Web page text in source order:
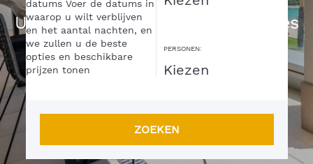
Uw vakantieverblijf met garanties
datums Voer de datums in
waarop u wilt verblijven
en het aantal nachten, en
we zullen u de beste
opties en beschikbare
prijzen tonen
PERSONEN:
ZOEKEN